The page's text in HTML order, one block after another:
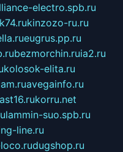
electro.spb.ru
kinzozo-ru.ru
eugrus.pp.ru
bezmorchin.ruia2.ru
kolosok-elita.ru
avegainfo.ru
korru.net
lammin-suo.spb.ru
line.ru
dugshop.ru